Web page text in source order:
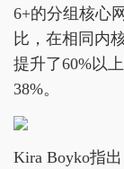
6+的分组核心
比，在相同内
提升了60%以
38%。
Kira Boyko指